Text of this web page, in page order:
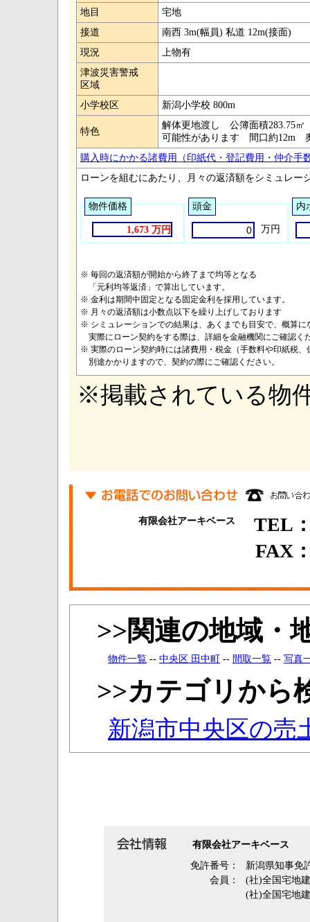
地目
宅地
接道
南西 3m(幅員) 私道 12m(接面)
現況
上物有
津波災害警戒
区域
小学校区
新潟小学校 800m
特色
解体更地渡し 公簿面積283.75
可能性があります 間口約12m
購入時にかかる諸費用（印紙代・登記費用・仲介手
ローンを組むにあたり、月々の返済額をシミュレー
物件価格
1,673 万円
頭金
万円
内
※ 毎回の返済額が開始から終了まで均等となる
「元利均等返済」で算出しています。
※ 金利は期間中固定となる固定金利を採用しています。
※ 月々の返済額は小数点以下を繰り上げしております
※ シミュレーションでの結果は、あくまでも目安で、概算に
実際にローン契約をする際は、詳細を金融機関にご確認く
※ 実際のローン契約時には諸費用・税金（手数料や印紙税、
別途かかりますので、契約の際にご確認ください。
※掲載されている物
有限会社アーキベース
TEL
FAX
>>関連の地域・
物件一覧 -- 中央区 田中町 -- 間取一覧 -- 写真
>>カテゴリから
新潟市中央区の売
有限会社アーキベース
免許番号：
新潟県知事免
会員：
(社)全国宅地
(社)全国宅地